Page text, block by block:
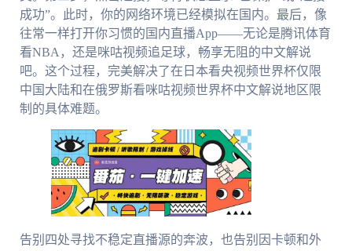
成功”。此时，你的网络环境已经模拟在国内。最后，像
往常一样打开你习惯的国内直播App——无论是腾讯体育
看NBA，还是咪咕视频追足球，畅享无阻的中文解说
吧。这个过程，完美解决了在日本看央视频世界杯仅限
中国大陆和在俄罗斯看咪咕视频世界杯中文解说地区限
制的具体难题。
告别四处寻找不稳定直播源的奔波，也告别因卡顿和外